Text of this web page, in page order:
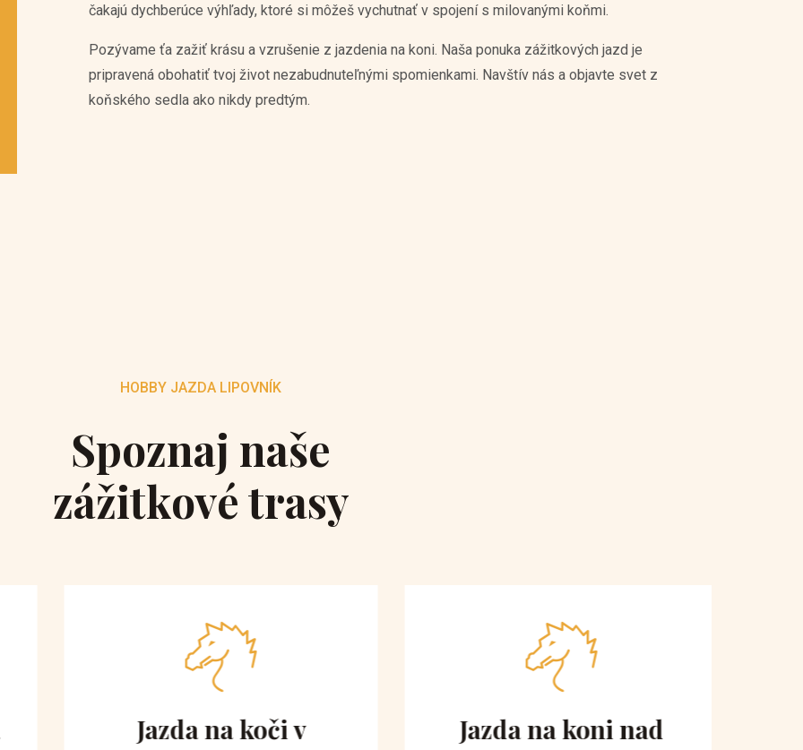
čakajú dychberúce výhľady, ktoré si môžeš vychutnať v spojení s milovanými koňmi.
Pozývame ťa zažiť krásu a vzrušenie z jazdenia na koni. Naša ponuka zážitkových jazd je
pripravená obohatiť tvoj život nezabudnuteľnými spomienkami. Navštív nás a objavte svet z
koňského sedla ako nikdy predtým.
HOBBY JAZDA LIPOVNÍK
Spoznaj naše
zážitkové trasy
Jazda na koči v
Jazda na koni nad